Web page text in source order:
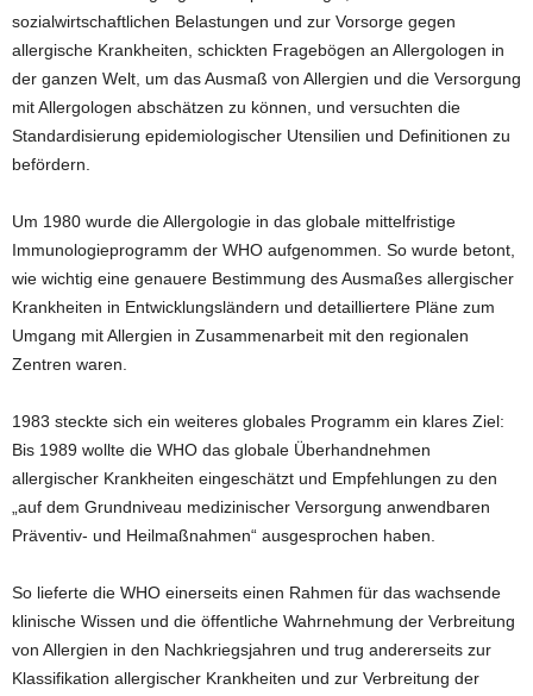
sozialwirtschaftlichen Belastungen und zur Vorsorge gegen
allergische Krankheiten, schickten Fragebögen an Allergologen in
der ganzen Welt, um das Ausmaß von Allergien und die Versorgung
mit Allergologen abschätzen zu können, und versuchten die
Standardisierung epidemiologischer Utensilien und Definitionen zu
befördern.
Um 1980 wurde die Allergologie in das globale mittelfristige
Immunologieprogramm der WHO aufgenommen. So wurde betont,
wie wichtig eine genauere Bestimmung des Ausmaßes allergischer
Krankheiten in Entwicklungsländern und detailliertere Pläne zum
Umgang mit Allergien in Zusammenarbeit mit den regionalen
Zentren waren.
1983 steckte sich ein weiteres globales Programm ein klares Ziel:
Bis 1989 wollte die WHO das globale Überhandnehmen
allergischer Krankheiten eingeschätzt und Empfehlungen zu den
„auf dem Grundniveau medizinischer Versorgung anwendbaren
Präventiv- und Heilmaßnahmen“ ausgesprochen haben.
So lieferte die WHO einerseits einen Rahmen für das wachsende
klinische Wissen und die öffentliche Wahrnehmung der Verbreitung
von Allergien in den Nachkriegsjahren und trug andererseits zur
Klassifikation allergischer Krankheiten und zur Verbreitung der